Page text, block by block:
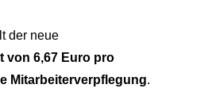
der neue
von 6,67 Euro pro
Mitarbeiterverpflegung.